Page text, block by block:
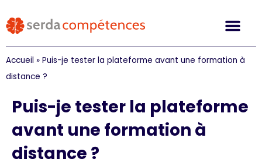
Accueil » Puis-je tester la plateforme avant une formation à
distance ?
Puis-je tester la plateforme
avant une formation à
distance ?